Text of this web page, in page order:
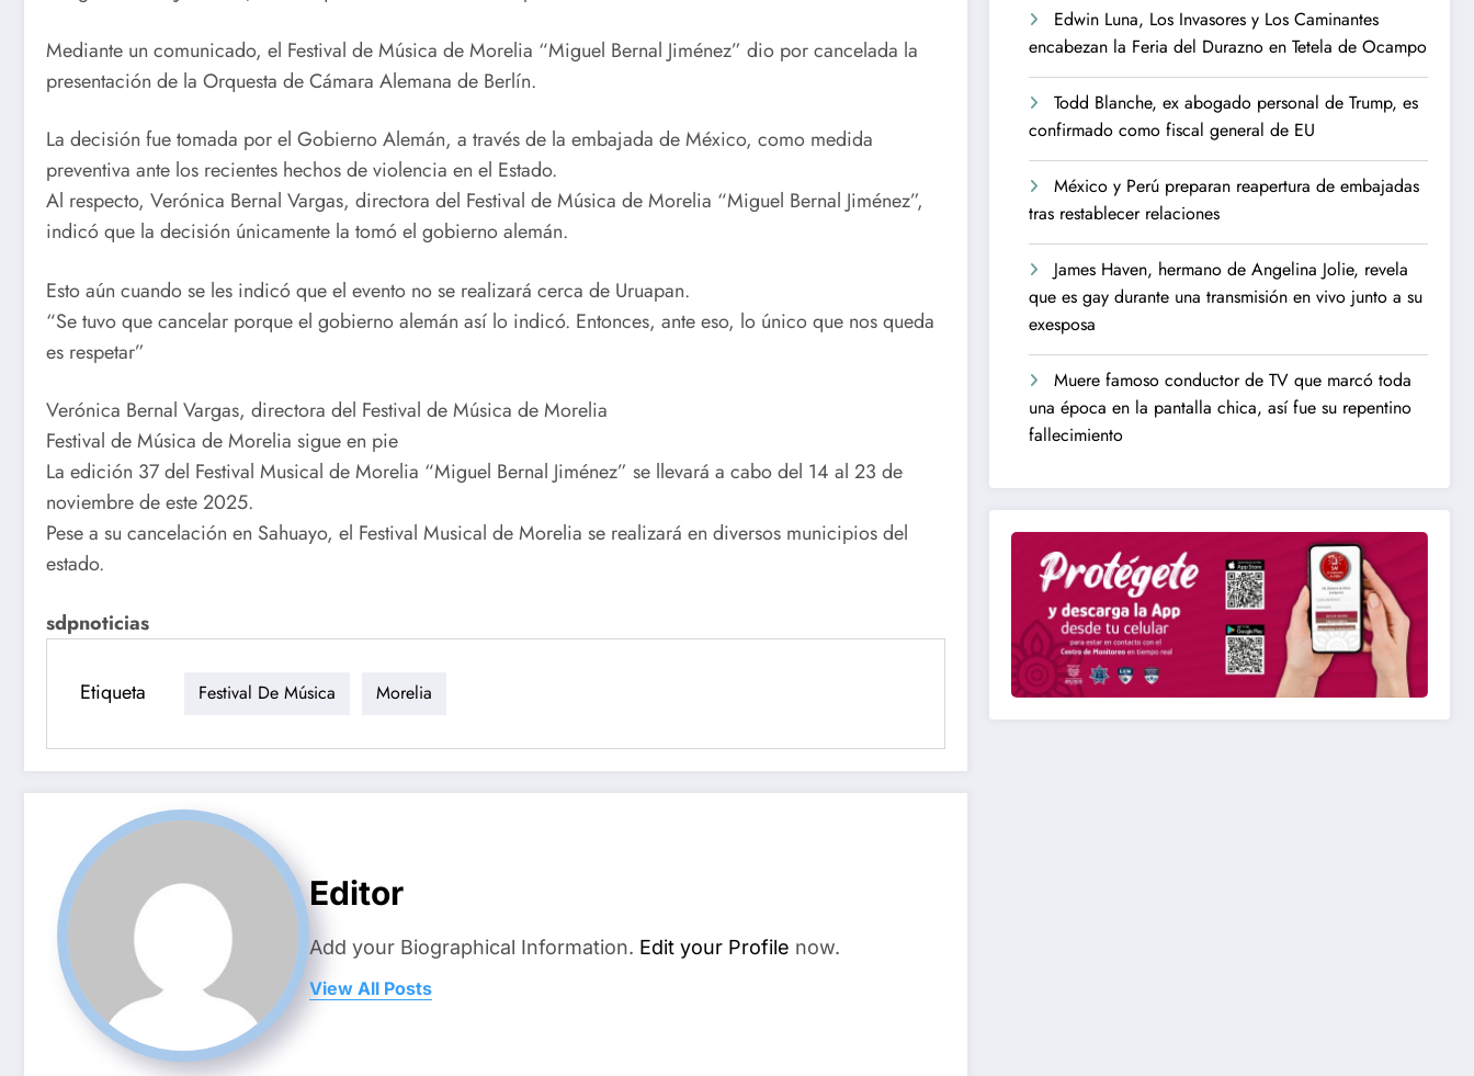
Mediante un comunicado, el Festival de Música de Morelia “Miguel Bernal Jiménez” dio por cancelada la
presentación de la Orquesta de Cámara Alemana de Berlín.
La decisión fue tomada por el Gobierno Alemán, a través de la embajada de México, como medida
preventiva ante los recientes hechos de violencia en el Estado.
Al respecto, Verónica Bernal Vargas, directora del Festival de Música de Morelia “Miguel Bernal Jiménez”,
indicó que la decisión únicamente la tomó el gobierno alemán.
Esto aún cuando se les indicó que el evento no se realizará cerca de Uruapan.
“Se tuvo que cancelar porque el gobierno alemán así lo indicó. Entonces, ante eso, lo único que nos queda
es respetar”
Verónica Bernal Vargas, directora del Festival de Música de Morelia
Festival de Música de Morelia sigue en pie
La edición 37 del Festival Musical de Morelia “Miguel Bernal Jiménez” se llevará a cabo del 14 al 23 de
noviembre de este 2025.
Pese a su cancelación en Sahuayo, el Festival Musical de Morelia se realizará en diversos municipios del
estado.
sdpnoticias
Etiqueta Festival De Música Morelia
Editor
Add your Biographical Information. Edit your Profile now.
View All Posts
Edwin Luna, Los Invasores y Los Caminantes
encabezan la Feria del Durazno en Tetela de Ocampo
Todd Blanche, ex abogado personal de Trump, es
confirmado como fiscal general de EU
México y Perú preparan reapertura de embajadas
tras restablecer relaciones
James Haven, hermano de Angelina Jolie, revela
que es gay durante una transmisión en vivo junto a su
exesposa
Muere famoso conductor de TV que marcó toda
una época en la pantalla chica, así fue su repentino
fallecimiento